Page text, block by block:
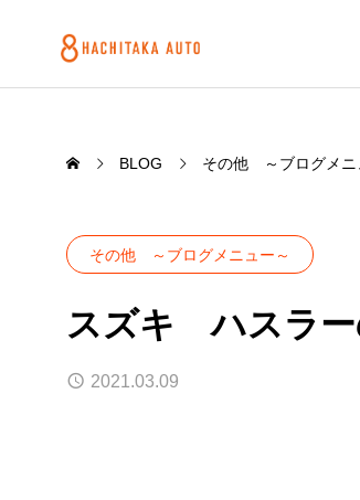
BLOG その他 ～ブログメニ
その他 ～ブログメニュー～
スズキ ハスラー
2021.03.09